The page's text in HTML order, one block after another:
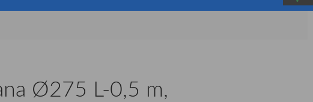
Ø275 L-0,5 m,